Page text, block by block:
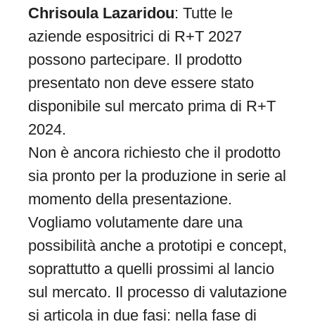
Chrisoula Lazaridou: Tutte le
aziende espositrici di R+T 2027
possono partecipare. Il prodotto
presentato non deve essere stato
disponibile sul mercato prima di R+T
2024.
Non è ancora richiesto che il prodotto
sia pronto per la produzione in serie al
momento della presentazione.
Vogliamo volutamente dare una
possibilità anche a prototipi e concept,
soprattutto a quelli prossimi al lancio
sul mercato. Il processo di valutazione
si articola in due fasi: nella fase di